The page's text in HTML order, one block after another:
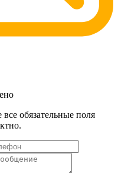
обязательные поля